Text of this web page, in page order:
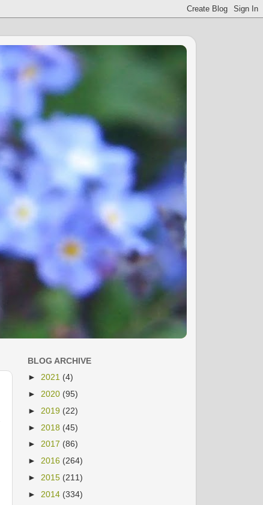
BLOG ARCHIVE
► 2021 (4)
► 2020 (95)
► 2019 (22)
► 2018 (45)
► 2017 (86)
► 2016 (264)
► 2015 (211)
► 2014 (334)